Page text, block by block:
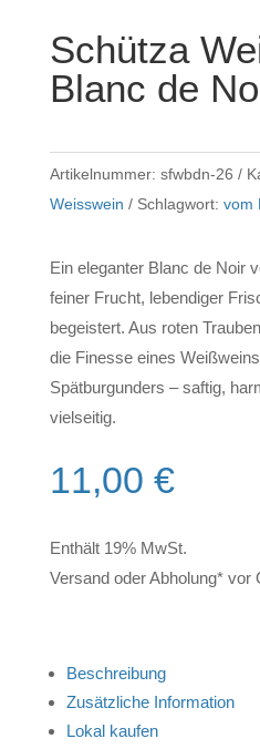
Schütza
Blanc de
Artikelnummer: sfwbdn-26
Weisswein
Schlagwort: vom
Ein eleganter Blanc de Noir
feiner Frucht, lebendiger
begeistert. Aus roten
die Finesse eines
Spätburgunders – saftig,
vielseitig.
11,00 €
Enthält 19% MwSt.
Versand oder Abholung* vor
Beschreibung
Zusätzliche Information
Lokal kaufen